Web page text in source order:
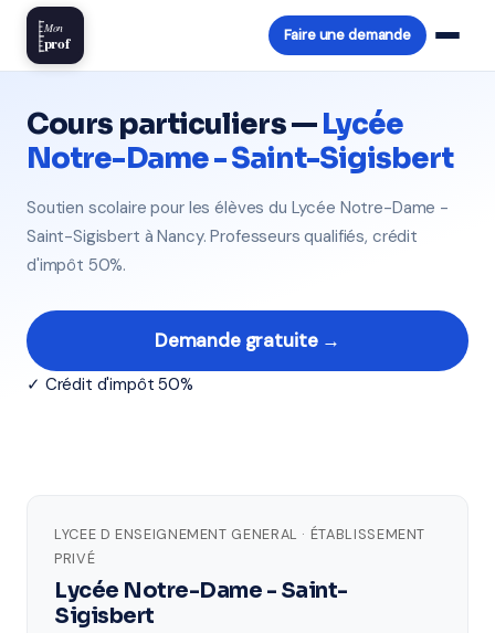
Mon
prof Faire une demande
Cours particuliers —Lycée
Notre-Dame - Saint-Sigisbert
Soutien scolaire pour les élèves du Lycée Notre-Dame -
Saint-Sigisbert à Nancy. Professeurs qualifiés, crédit
d'impôt 50%.
Demande gratuite →
✓ Crédit d'impôt 50%
LYCEE D ENSEIGNEMENT GENERAL · ÉTABLISSEMENT
PRIVÉ
Lycée Notre-Dame - Saint-
Sigisbert